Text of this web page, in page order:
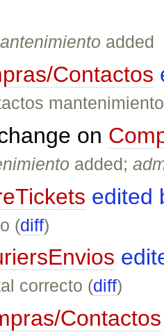
added
Contactos
on
added;
edited
(diff)
correcto (diff)
Contactos